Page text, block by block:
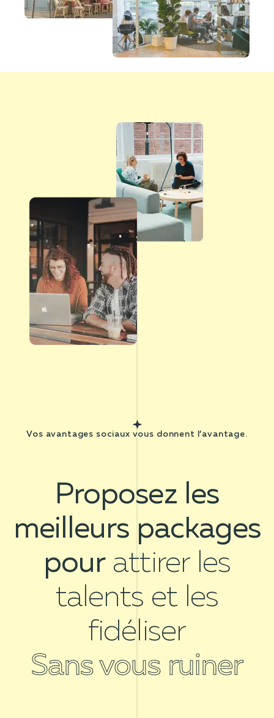
Vos avantages sociaux vous donnent l’avantage.
Proposez les
meilleurs packages
pourattirer les
talents et les
fidéliser
Sans vous ruiner